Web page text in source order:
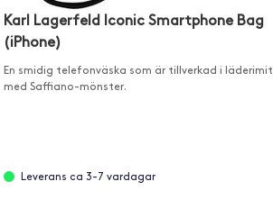
Karl Lagerfeld Iconic Smartphone Bag
(iPhone)
En smidig telefonväska som är tillverkad i
med Saffiano-mönster.
Leverans ca 3-7 vardagar